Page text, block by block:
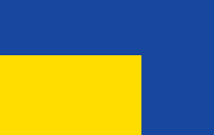
? Vai alla pagina della